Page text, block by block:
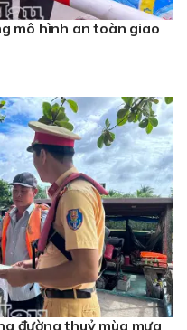
mô hình an toàn giao
đường thuỷ mùa mưa